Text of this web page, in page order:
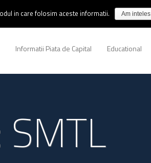
Informatii Piata de Capital Educational
in care folosim aceste informatii. Am inteles